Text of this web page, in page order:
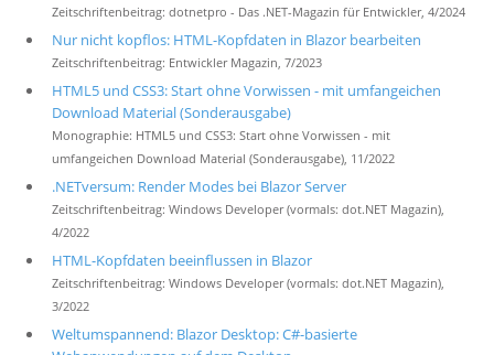
Zeitschriftenbeitrag: dotnetpro - Das .NET-Magazin für Entwickler, 4/2024
Nur nicht kopflos: HTML-Kopfdaten in Blazor bearbeiten
Zeitschriftenbeitrag: Entwickler Magazin, 7/2023
HTML5 und CSS3: Start ohne Vorwissen - mit umfangeichen
Download Material (Sonderausgabe)
Monographie: HTML5 und CSS3: Start ohne Vorwissen - mit
umfangeichen Download Material (Sonderausgabe), 11/2022
.NETversum: Render Modes bei Blazor Server
Zeitschriftenbeitrag: Windows Developer (vormals: dot.NET Magazin),
4/2022
HTML-Kopfdaten beeinflussen in Blazor
Zeitschriftenbeitrag: Windows Developer (vormals: dot.NET Magazin),
3/2022
Weltumspannend: Blazor Desktop: C#-basierte